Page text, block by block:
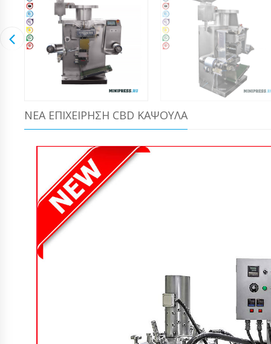
ΝΈΑ ΕΠΙΧΕΊΡΗΣΗ CBD ΚΆΨΟΥΛΑ